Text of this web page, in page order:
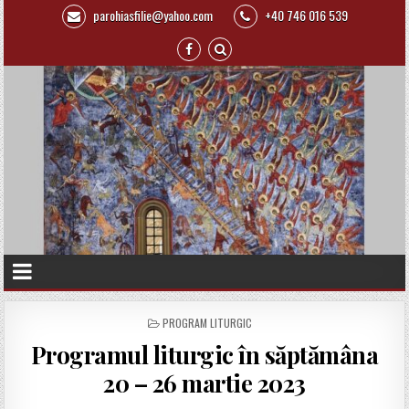
parohiasfilie@yahoo.com +40 746 016 539
P
S
T
E
PROGRAM LITURGIC
Programul liturgic în săptămâna
20 – 26 martie 2023